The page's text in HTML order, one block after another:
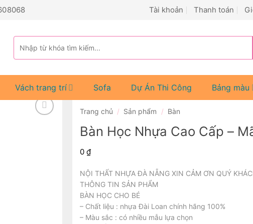
Tài khoản Thanh toán
Tìm
kiếm:
Vách trang trí Sofa Dự Án Thi Công Bảng màu
Trang chủ / Sản phẩm / Bàn
Bàn Học Nhựa Cao Cấp –
0 ₫
NỘI THẤT NHỰA ĐÀ NẴNG XIN CẢM ƠN QUÝ
THÔNG TIN SẢN PHẨM
BÀN HỌC CHO BÉ
– Chất liệu : nhựa Đài Loan chính hãng 100%
– Màu sắc : có nhiều mẫu lựa chọn